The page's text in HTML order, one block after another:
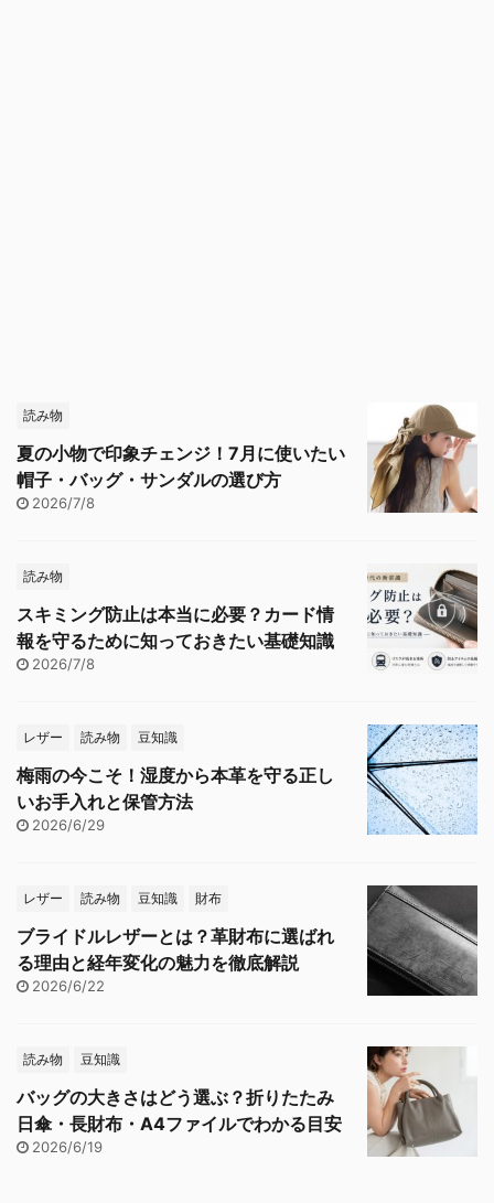
読み物
夏の小物で印象チェンジ！7月に使いたい
帽子・バッグ・サンダルの選び方
2026/7/8
読み物
スキミング防止は本当に必要？カード情
報を守るために知っておきたい基礎知識
2026/7/8
レザー 読み物 豆知識
梅雨の今こそ！湿度から本革を守る正し
いお手入れと保管方法
2026/6/29
レザー 読み物 豆知識 財布
ブライドルレザーとは？革財布に選ばれ
る理由と経年変化の魅力を徹底解説
2026/6/22
読み物 豆知識
バッグの大きさはどう選ぶ？折りたたみ
日傘・長財布・A4ファイルでわかる目安
2026/6/19